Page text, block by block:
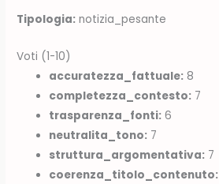
Tipologia: notizia_pesante
Voti (1-10)
accuratezza_fattuale: 8
completezza_contesto: 7
trasparenza_fonti: 6
neutralita_tono: 7
struttura_argomentativa: 7
coerenza_titolo_contenuto: